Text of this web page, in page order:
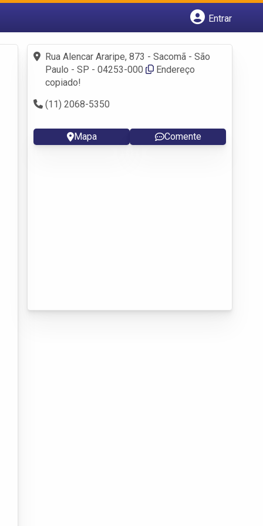
Entrar
Fazer login
Criar conta
Rua Alencar Araripe, 873 - Sacomã - São
Paulo - SP - 04253-000
Endereço
copiado!
(11) 2068-5350
Mapa Comente